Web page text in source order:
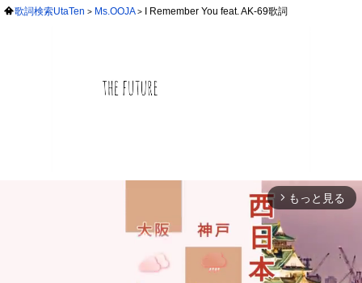
歌詞検索UtaTen Ms.OOJA I Remember You feat. AK-69歌詞
arrow_forward_ios もっと見る